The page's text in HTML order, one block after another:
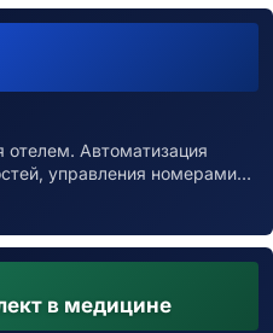
отелем. Автоматизация
управления номерами…
в медицине